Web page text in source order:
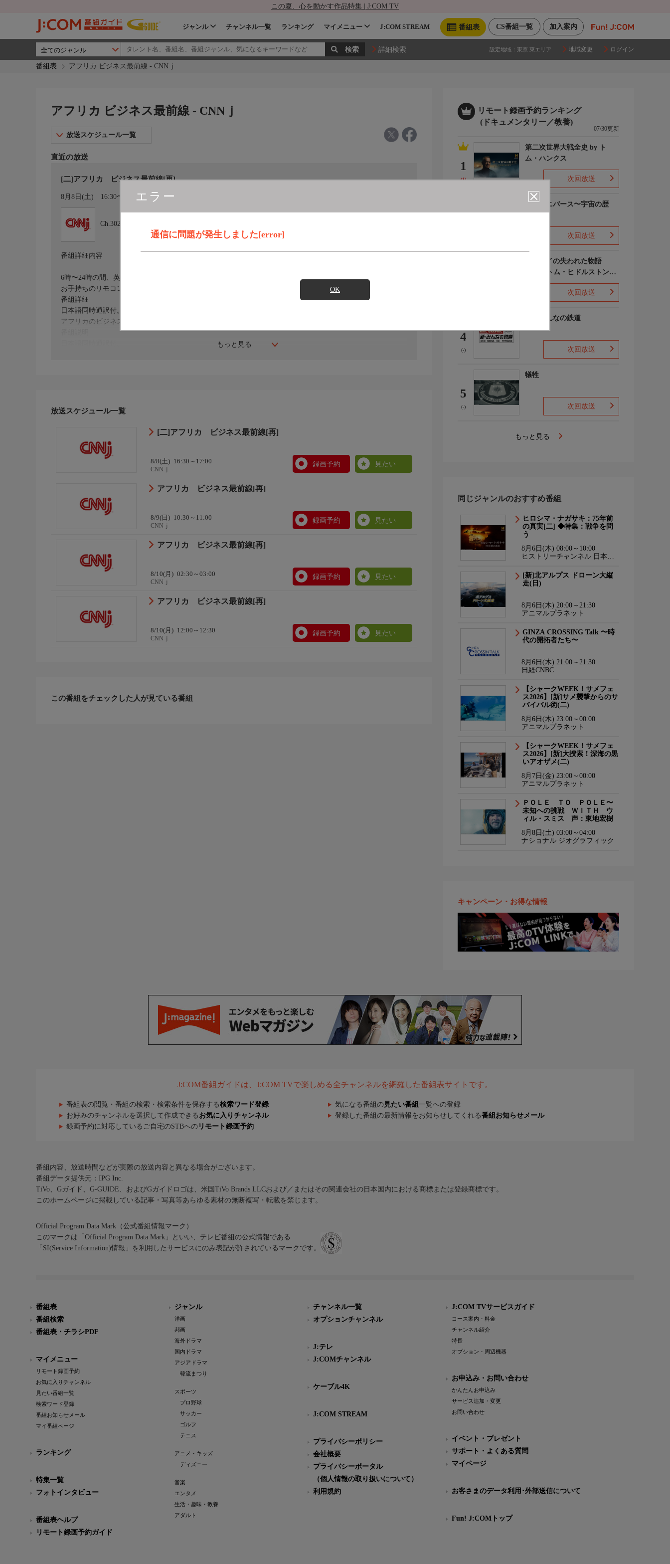
この夏、心を動かす作品特集 | J:COM TV
加入案内
CS番組一覧
番組表
ジャンル チャンネル一覧 ランキング マイメニュー J:COM STREAM
詳細検索 設定地域： 東京 東エリア 地域変更 ログイン
番組表 アフリカ ビジネス最前線 - CNNｊ
エラー
通信に問題が発生しました[error]
OK
アフリカ ビジネス最前線 - CNNｊ
放送スケジュール一覧
直近の放送
[二]アフリカ ビジネス最前線[再]
8月8日(土) 16:30〜17:00 カレンダー登録
Ch.302
もっと見る
番組詳細内容
6時〜24時の間、英語字幕放送サービスを実施しています（一部対象外の番組あり）。
お手持ちのリモコンの字幕ボタンで、表示/非表示の切り換えができます。
番組詳細
日本語同時通訳付。
アフリカのビジネス界に変化を起こすべく挑戦している企業や人々、注目のプロジェクトを紹介。
放送スケジュール一覧
[二]アフリカ ビジネス最前線[再]
8/8(土) 16:30～17:00
CNNｊ
録画予約 見たい
アフリカ ビジネス最前線[再]
8/9(日) 10:30～11:00
CNNｊ
録画予約 見たい
アフリカ ビジネス最前線[再]
8/10(月) 02:30～03:00
CNNｊ
録画予約 見たい
アフリカ ビジネス最前線[再]
8/10(月) 12:00～12:30
CNNｊ
録画予約 見たい
この番組をチェックした人が見ている番組
リモート録画予約ランキング
(ドキュメンタリー／教養)
07/30更新
1
(1)
第二次世界大戦全史 by ト
ム・ハンクス
次回放送
ザ・ユニバース〜宇宙の歴
次回放送
ポンペイの失われた物語
WITH トム・ヒドルストン
声:平川大輔
次回放送
4
(-)
新・みんなの鉄道
次回放送
5
(-)
犠牲
次回放送
もっと見る
同じジャンルのおすすめ番組
ヒロシマ・ナガサキ：75年前
の真実[二] ◆特集：戦争を問
う
8月6日(木) 08:00～10:00
ヒストリーチャンネル 日本・
[新]北アルプス ドローン大縦
走(日)
8月6日(木) 20:00～21:30
アニマルプラネット
GINZA CROSSING Talk 〜時
代の開拓者たち〜
8月6日(木) 21:00～21:30
日経CNBC
【シャークWEEK！サメフェ
ス2026】[新]サメ襲撃からのサ
バイバル術(二)
8月6日(木) 23:00～00:00
アニマルプラネット
【シャークWEEK！サメフェ
ス2026】[新]大捜索！深海の黒
いアオザメ(二)
8月7日(金) 23:00～00:00
アニマルプラネット
ＰＯＬＥ ＴＯ ＰＯＬＥ〜
未知への挑戦 ＷＩＴＨ ウ
ィル・スミス 声：東地宏樹
8月8日(土) 03:00～04:00
ナショナル ジオグラフィック
キャンペーン・お得な情報
J:COM番組ガイドは、J:COM TVで楽しめる全チャンネルを網羅した番組表サイトです。
番組表の閲覧・番組の検索・検索条件を保存する検索ワード登録 気になる番組の 見たい番組 一覧への登録
お好みのチャンネルを選択して作成できる お気に入りチャンネル 登録した番組の最新情報をお知らせしてくれる番組お知らせメール
録画予約に対応しているご自宅のSTBへの リモート録画予約
番組内容、放送時間などが実際の放送内容と異なる場合がございます。
番組データ提供元：IPG Inc.
TiVo、Gガイド、G-GUIDE、およびGガイドロゴは、米国TiVo Brands LLCおよび／またはその関連会社の日本国内における商標または登録商標です。
このホームページに掲載している記事・写真等あらゆる素材の無断複写・転載を禁じます。
Official Program Data Mark（公式番組情報マーク）
このマークは「Official Program Data Mark」といい、テレビ番組の公式情報である
「SI(Service Information)情報」を利用したサービスにのみ表記が許されているマークです。
番組表
番組検索
番組表・チラシPDF
マイメニュー
リモート録画予約
お気に入りチャンネル
見たい番組一覧
検索ワード登録
番組お知らせメール
マイ番組ページ
ランキング
特集一覧
フォトインタビュー
番組表ヘルプ
リモート録画予約ガイド
ジャンル
洋画
邦画
海外ドラマ
国内ドラマ
アジアドラマ
韓流まつり
スポーツ
プロ野球
サッカー
ゴルフ
テニス
アニメ・キッズ
ディズニー
音楽
エンタメ
生活・趣味・教養
アダルト
チャンネル一覧
オプションチャンネル
J:テレ
J:COMチャンネル
ケーブル4K
J:COM STREAM
プライバシーポリシー
会社概要
プライバシーポータル
（個人情報の取り扱いについて）
利用規約
J:COM TVサービスガイド
コース案内・料金
チャンネル紹介
特長
オプション・周辺機器
お申込み・お問い合わせ
かんたんお申込み
サービス追加・変更
お問い合わせ
イベント・プレゼント
サポート・よくある質問
マイページ
お客さまのデータ利用･外部送信について
Fun! J:COMトップ